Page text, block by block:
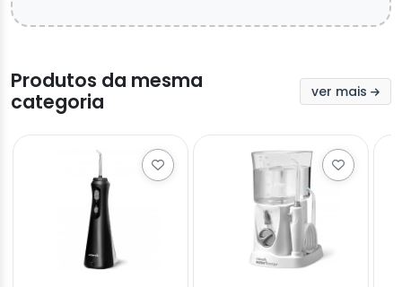
Produtos da mesma
categoria
ver mais